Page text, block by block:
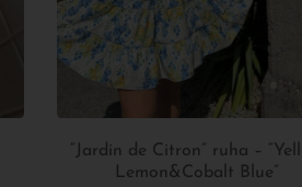
“Jardin de Citron” ruha –
Lemon&Cobalt Blue”